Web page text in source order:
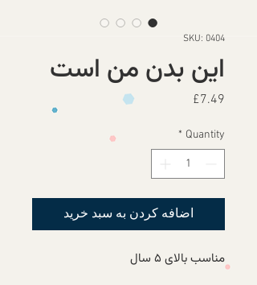
SKU: 0404
این بدن من است
£7.49
Quantity
*
اضافه کردن به سبد خرید
مناسب بالای ۵ سال